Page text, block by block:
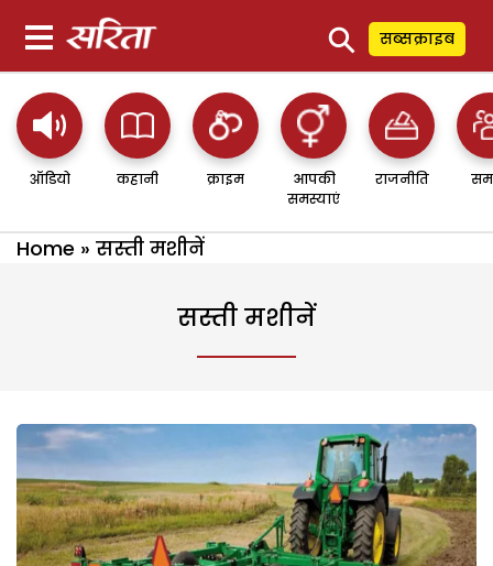
⚲ सब्सक्राइब
ऑडियो कहानी क्राइम
आपकी
समस्याएं
राजनीति
Home » सस्ती मशीनें
सस्ती मशीनें